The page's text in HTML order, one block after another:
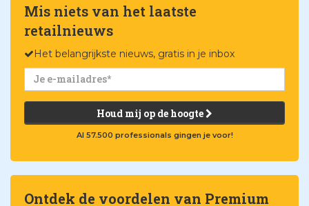
Mis niets van het laatste
retailnieuws
Het belangrijkste nieuws, gratis in je inbox
Houd mij op de hoogte
Al 57.500 professionals gingen je voor!
Ontdek de voordelen van Premium